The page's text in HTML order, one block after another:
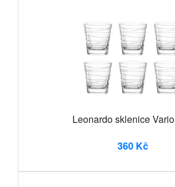
Leonardo sklenice
360 Kč